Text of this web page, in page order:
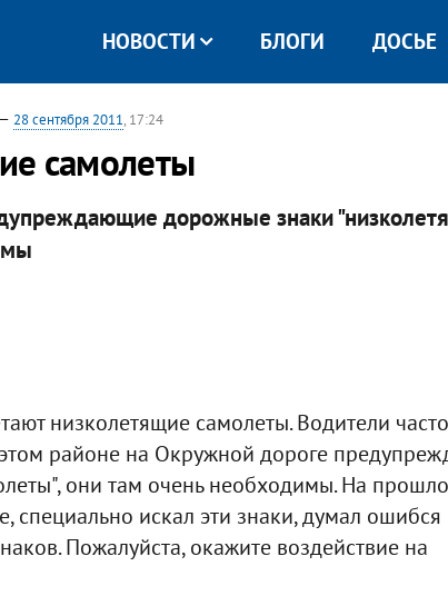
НОВОСТИ БЛОГИ ДОСЬЕ
28 сентября 2011, 17:24
самолеты
дорожные знаки
низколетящие самолеты. Водители часто
этом районе на Окружной дороге
они там очень необходимы. На
специально искал эти знаки, думал
Пожалуйста, окажите воздействие на